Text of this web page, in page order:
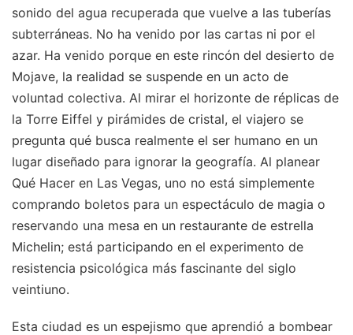
sonido del agua recuperada que vuelve a las tuberías
subterráneas. No ha venido por las cartas ni por el
azar. Ha venido porque en este rincón del desierto de
Mojave, la realidad se suspende en un acto de
voluntad colectiva. Al mirar el horizonte de réplicas de
la Torre Eiffel y pirámides de cristal, el viajero se
pregunta qué busca realmente el ser humano en un
lugar diseñado para ignorar la geografía. Al planear
Qué Hacer en Las Vegas, uno no está simplemente
comprando boletos para un espectáculo de magia o
reservando una mesa en un restaurante de estrella
Michelin; está participando en el experimento de
resistencia psicológica más fascinante del siglo
veintiuno.
Esta ciudad es un espejismo que aprendió a bombear